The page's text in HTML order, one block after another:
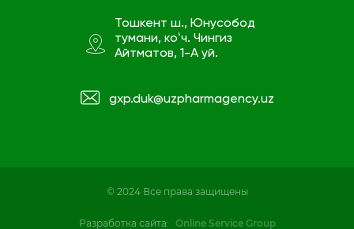
Тошкент ш., Юнусобод
тумани, коʻч. Чингиз
Айтматов, 1-А уй.
gxp.duk@uzpharmagency.uz
© 2024 Все права защищены
Разработка сайта: Online Service Group